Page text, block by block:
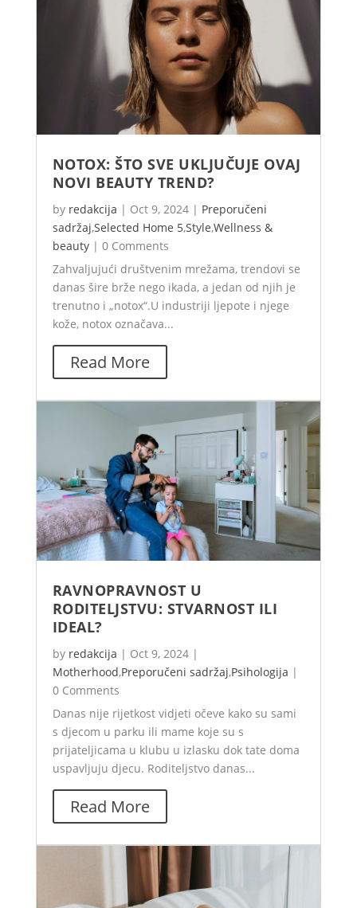
NOTOX: ŠTO SVE UKLJUČUJE OVAJ
NOVI BEAUTY TREND?
by redakcija | Oct 9, 2024 | Preporučeni
sadržaj,Selected Home 5,Style,Wellness &
beauty | 0 Comments
Zahvaljujući društvenim mrežama, trendovi se
danas šire brže nego ikada, a jedan od njih je
trenutno i „notox“.U industriji ljepote i njege
kože, notox označava...
Read More
RAVNOPRAVNOST U
RODITELJSTVU: STVARNOST ILI
IDEAL?
by redakcija | Oct 9, 2024 |
Motherhood,Preporučeni sadržaj,Psihologija |
0 Comments
Danas nije rijetkost vidjeti očeve kako su sami
s djecom u parku ili mame koje su s
prijateljicama u klubu u izlasku dok tate doma
uspavljuju djecu. Roditeljstvo danas...
Read More